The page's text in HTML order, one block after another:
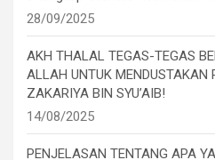
28/09/2025
AKH THALAL TEGAS-TEGAS
ALLAH UNTUK MENDUSTAKAN
ZAKARIYA BIN SYU’AIB!
14/08/2025
PENJELASAN TENTANG APA